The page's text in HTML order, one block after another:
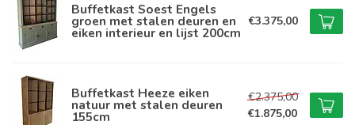
Buffetkast Soest Engels
groen met stalen deuren en
eiken interieur en lijst 200cm
€3.375,00
Buffetkast Heeze eiken
natuur met stalen deuren
155cm
€2.375,00
€1.875,00